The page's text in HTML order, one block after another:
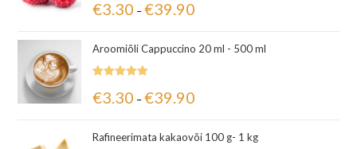
5.00/ 5
€3.30 – €39.90
Aroomiõli Cappuccino 20 ml - 500 ml
5.00/ 5
€3.30 – €39.90
Rafineerimata kakaovõi 100 g- 1 kg